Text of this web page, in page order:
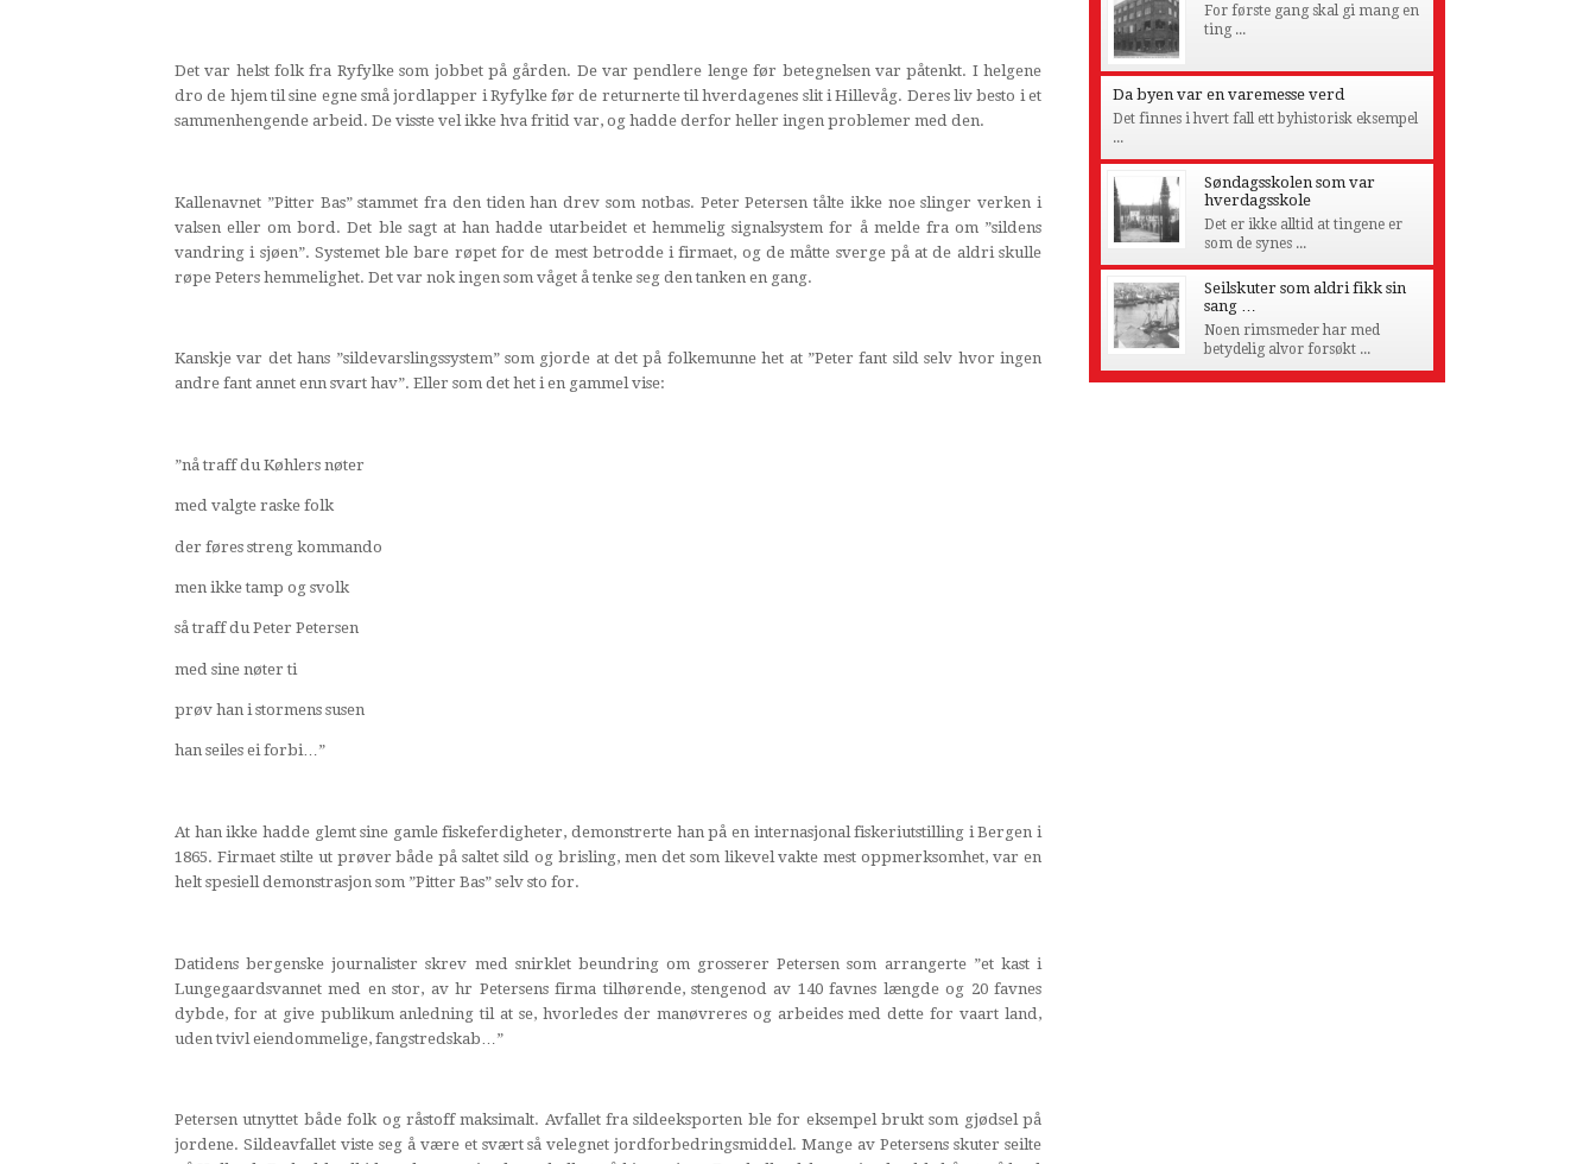
Det var helst folk fra Ryfylke som jobbet på gården. De var pendlere lenge før betegnelsen var påtenkt. I helgene
dro de hjem til sine egne små jordlapper i Ryfylke før de returnerte til hverdagenes slit i Hillevåg. Deres liv besto i et
sammenhengende arbeid. De visste vel ikke hva fritid var, og hadde derfor heller ingen problemer med den.
Kallenavnet ”Pitter Bas” stammet fra den tiden han drev som notbas. Peter Petersen tålte ikke noe slinger verken i
valsen eller om bord. Det ble sagt at han hadde utarbeidet et hemmelig signalsystem for å melde fra om ”sildens
vandring i sjøen”. Systemet ble bare røpet for de mest betrodde i firmaet, og de måtte sverge på at de aldri skulle
røpe Peters hemmelighet. Det var nok ingen som våget å tenke seg den tanken en gang.
Kanskje var det hans ”sildevarslingssystem” som gjorde at det på folkemunne het at ”Peter fant sild selv hvor ingen
andre fant annet enn svart hav”. Eller som det het i en gammel vise:
”nå traff du Køhlers nøter
med valgte raske folk
der føres streng kommando
men ikke tamp og svolk
så traff du Peter Petersen
med sine nøter ti
prøv han i stormens susen
han seiles ei forbi…”
At han ikke hadde glemt sine gamle fiskeferdigheter, demonstrerte han på en internasjonal fiskeriutstilling i Bergen i
1865. Firmaet stilte ut prøver både på saltet sild og brisling, men det som likevel vakte mest oppmerksomhet, var en
helt spesiell demonstrasjon som ”Pitter Bas” selv sto for.
Datidens bergenske journalister skrev med snirklet beundring om grosserer Petersen som arrangerte ”et kast i
Lungegaardsvannet med en stor, av hr Petersens firma tilhørende, stengenod av 140 favnes længde og 20 favnes
dybde, for at give publikum anledning til at se, hvorledes der manøvreres og arbeides med dette for vaart land,
uden tvivl eiendommelige, fangstredskab…”
Petersen utnyttet både folk og råstoff maksimalt. Avfallet fra sildeeksporten ble for eksempel brukt som gjødsel på
jordene. Sildeavfallet viste seg å være et svært så velegnet jordforbedringsmiddel. Mange av Petersens skuter seilte
For første gang skal gi mang en
ting ...
Da byen var en varemesse verd
Det finnes i hvert fall ett byhistorisk eksempel
...
Søndagsskolen som var
hverdagsskole
Det er ikke alltid at tingene er
som de synes ...
Seilskuter som aldri fikk sin
sang …
Noen rimsmeder har med
betydelig alvor forsøkt ...